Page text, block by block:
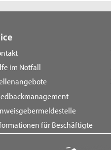
im Notfall
für Beschäftigte